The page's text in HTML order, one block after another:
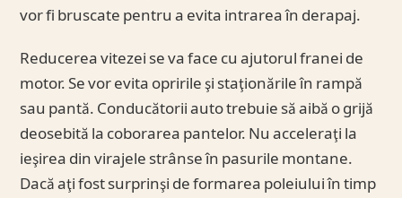
vor fi bruscate pentru a evita intrarea în derapaj.
Reducerea vitezei se va face cu ajutorul franei de
motor. Se vor evita opririle şi staţionările în rampă
sau pantă. Conducătorii auto trebuie să aibă o grijă
deosebită la coborarea pantelor. Nu acceleraţi la
ieşirea din virajele strânse în pasurile montane.
Dacă aţi fost surprinşi de formarea poleiului în timp